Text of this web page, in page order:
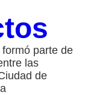
parte de
las
de